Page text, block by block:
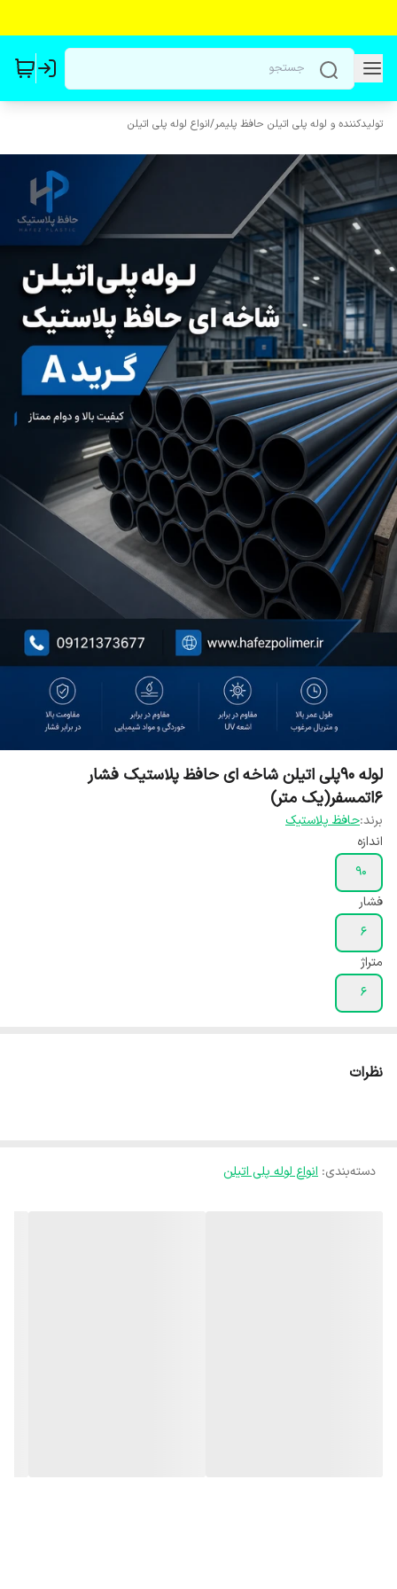
تولیدکننده و لوله پلی اتیلن حافظ پلیمر/انواع لوله پلی اتیلن
لوله ۹۰پلی اتیلن شاخه ای حافظ پلاستیک فشار
۶اتمسفر(یک متر)
برند:حافظ پلاستیک
اندازه
۹۰
فشار
۶
متراژ
۶
نظرات
دسته‌بندی: انواع لوله پلی اتیلن